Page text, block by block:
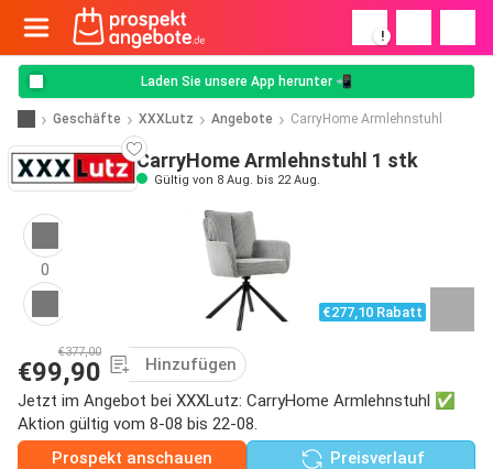
!
Laden Sie unsere App herunter 📲
Geschäfte XXXLutz Angebote CarryHome Armlehnstuhl
CarryHome Armlehnstuhl 1 stk
Gültig von 8 Aug. bis 22 Aug.
0
€277,10 Rabatt
€377,00
€99,90
Hinzufügen
Jetzt im Angebot bei XXXLutz: CarryHome Armlehnstuhl ✅
Aktion gültig vom 8-08 bis 22-08.
Prospekt anschauen
Preisverlauf